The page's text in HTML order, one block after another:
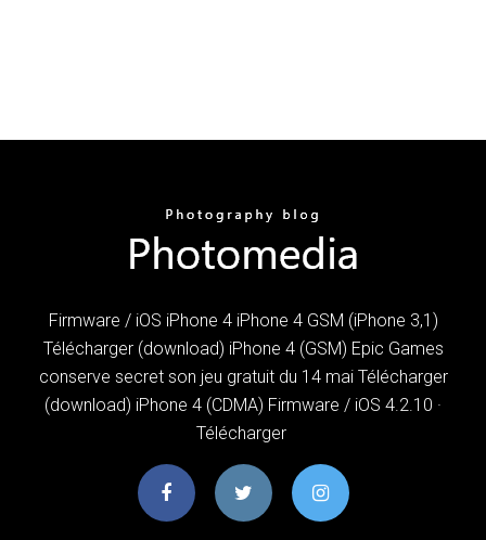
Firmware / iOS iPhone 4 iPhone 4 GSM (iPhone 3,1)
Télécharger (download) iPhone 4 (GSM) Epic Games
conserve secret son jeu gratuit du 14 mai Télécharger
(download) iPhone 4 (CDMA) Firmware / iOS 4.2.10 ·
Télécharger